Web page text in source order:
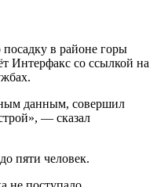
в районе горы
Интерфакс со ссылкой на
данным, совершил
— сказал
пяти человек.